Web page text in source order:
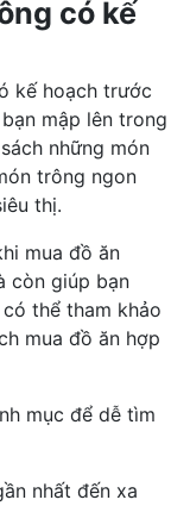
có kế
kế hoạch trước
mập lên trong
những món
trông ngon
thị.
mua đồ ăn
còn giúp bạn
thể tham khảo
mua đồ ăn hợp
mục để dễ tìm
nhất đến xa